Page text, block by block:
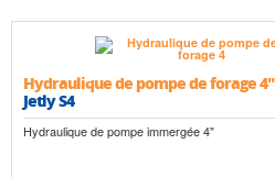
Hydraulique de pompe de forage 4"
Jetly S4
Hydraulique de pompe immergée 4"